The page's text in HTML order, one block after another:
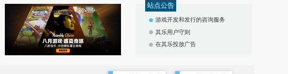
站点公告
游戏开发和发行的咨询服务
其乐用户守则
在其乐投放广告